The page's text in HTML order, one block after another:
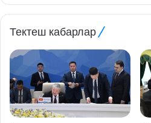
Тектеш кабарлар